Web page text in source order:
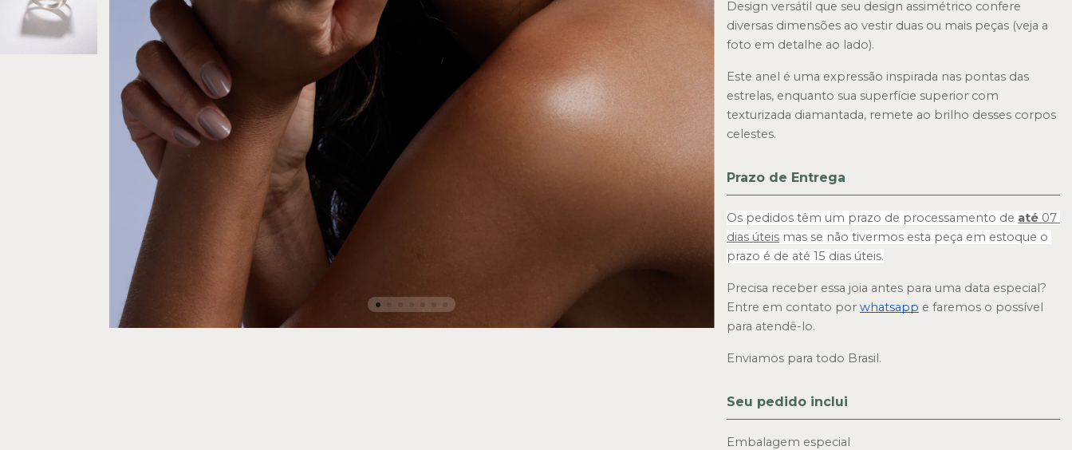
Design versátil que seu design assimétrico confere
diversas dimensões ao vestir duas ou mais peças (veja a
foto em detalhe ao lado).
Este anel é uma expressão inspirada nas pontas das
estrelas, enquanto sua superfície superior com
texturizada diamantada, remete ao brilho desses corpos
celestes.
Prazo de Entrega
Os pedidos têm um prazo de processamento de até 07
dias úteis mas se não tivermos esta peça em estoque o
prazo é de até 15 dias úteis.
Precisa receber essa joia antes para uma data especial?
Entre em contato por whatsapp e faremos o possível
para atendê-lo.
Enviamos para todo Brasil.
Seu pedido inclui
Embalagem especial